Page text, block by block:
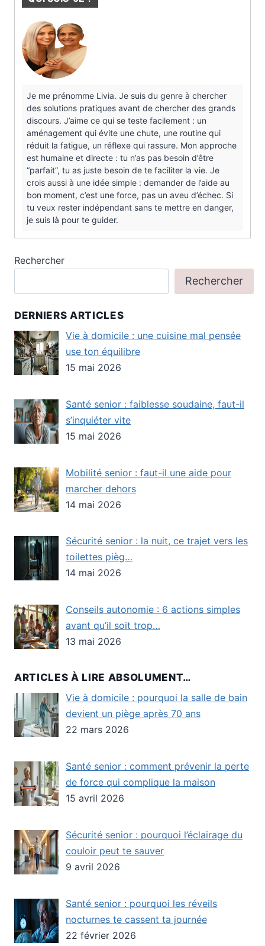
Je me prénomme Livia. Je suis du genre à chercher
des solutions pratiques avant de chercher des grands
discours. J’aime ce qui se teste facilement : un
aménagement qui évite une chute, une routine qui
réduit la fatigue, un réflexe qui rassure. Mon approche
est humaine et directe : tu n’as pas besoin d’être
“parfait”, tu as juste besoin de te faciliter la vie. Je
crois aussi à une idée simple : demander de l’aide au
bon moment, c’est une force, pas un aveu d’échec. Si
tu veux rester indépendant sans te mettre en danger,
je suis là pour te guider.
Rechercher
Rechercher
DERNIERS ARTICLES
Vie à domicile : une cuisine mal pensée
use ton équilibre
15 mai 2026
Santé senior : faiblesse soudaine, faut-il
s’inquiéter vite
15 mai 2026
Mobilité senior : faut-il une aide pour
marcher dehors
14 mai 2026
Sécurité senior : la nuit, ce trajet vers les
toilettes pièg…
14 mai 2026
Conseils autonomie : 6 actions simples
avant qu’il soit trop…
13 mai 2026
ARTICLES À LIRE ABSOLUMENT…
Vie à domicile : pourquoi la salle de bain
devient un piège après 70 ans
22 mars 2026
Santé senior : comment prévenir la perte
de force qui complique la maison
15 avril 2026
Sécurité senior : pourquoi l’éclairage du
couloir peut te sauver
9 avril 2026
Santé senior : pourquoi les réveils
nocturnes te cassent ta journée
22 février 2026